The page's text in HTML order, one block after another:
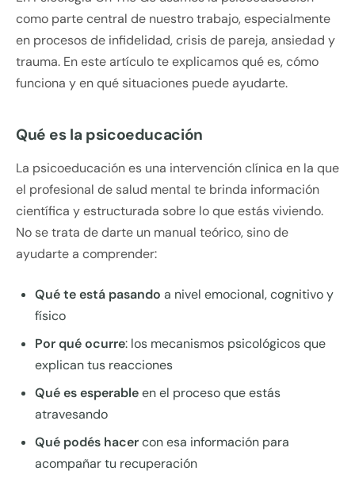
como parte central de nuestro trabajo, especialmente
en procesos de infidelidad, crisis de pareja, ansiedad y
trauma. En este artículo te explicamos qué es, cómo
funciona y en qué situaciones puede ayudarte.
Qué es la psicoeducación
La psicoeducación es una intervención clínica en la que
el profesional de salud mental te brinda información
científica y estructurada sobre lo que estás viviendo.
No se trata de darte un manual teórico, sino de
ayudarte a comprender:
Qué te está pasando a nivel emocional, cognitivo y
físico
Por qué ocurre: los mecanismos psicológicos que
explican tus reacciones
Qué es esperableen el proceso que estás
atravesando
Qué podés hacercon esa información para
acompañar tu recuperación